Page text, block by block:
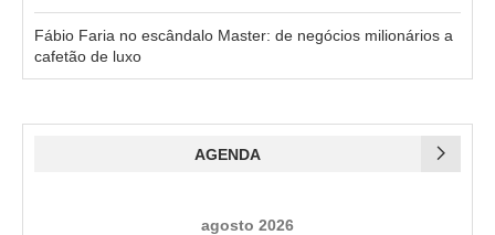
Fábio Faria no escândalo Master: de negócios milionários a
cafetão de luxo
AGENDA
agosto 2026